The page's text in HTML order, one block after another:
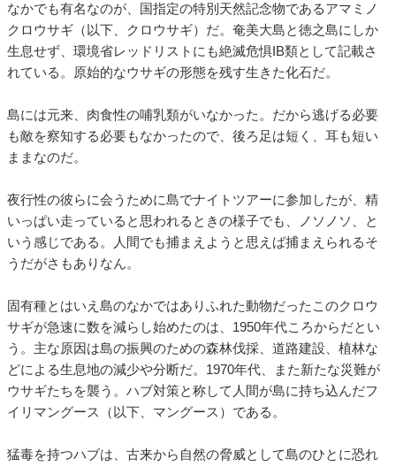
なかでも有名なのが、国指定の特別天然記念物であるアマミノ
クロウサギ（以下、クロウサギ）だ。奄美大島と徳之島にしか
生息せず、環境省レッドリストにも絶滅危惧IB類として記載さ
れている。原始的なウサギの形態を残す生きた化石だ。
島には元来、肉食性の哺乳類がいなかった。だから逃げる必要
も敵を察知する必要もなかったので、後ろ足は短く、耳も短い
ままなのだ。
夜行性の彼らに会うために島でナイトツアーに参加したが、精
いっぱい走っていると思われるときの様子でも、ノソノソ、と
いう感じである。人間でも捕まえようと思えば捕まえられるそ
うだがさもありなん。
固有種とはいえ島のなかではありふれた動物だったこのクロウ
サギが急速に数を減らし始めたのは、1950年代ころからだとい
う。主な原因は島の振興のための森林伐採、道路建設、植林な
どによる生息地の減少や分断だ。1970年代、また新たな災難が
ウサギたちを襲う。ハブ対策と称して人間が島に持ち込んだフ
イリマングース（以下、マングース）である。
猛毒を持つハブは、古来から自然の脅威として島のひとに恐れ